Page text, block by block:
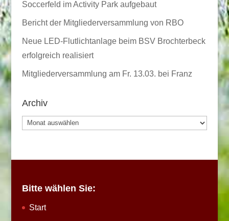
Soccerfeld im Activity Park aufgebaut
Bericht der Mitgliederversammlung von RBO
Neue LED-Flutlichtanlage beim BSV Brochterbeck
erfolgreich realisiert
Mitgliederversammlung am Fr. 13.03. bei Franz
Archiv
Archiv
Bitte wählen Sie:
Start